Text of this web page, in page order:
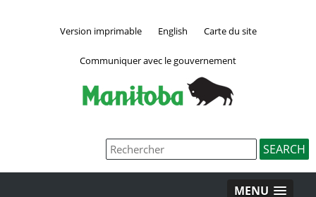
Version imprimable English Carte du site
Communiquer avec le gouvernement
MENU